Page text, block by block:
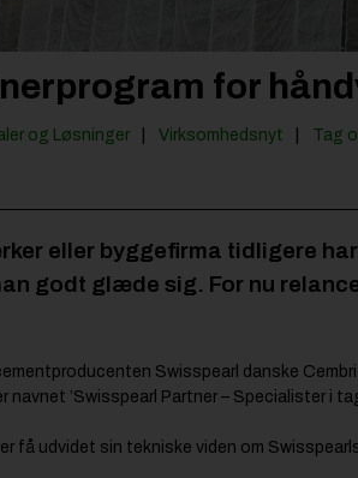
for
og Løsninger Virksomhedsnyt Tag
eller byggefirma tidligere
godt glæde sig. For nu
Swisspearl danske
navnet ’Swisspearl Partner – Specialister i
få udvidet sin tekniske viden om